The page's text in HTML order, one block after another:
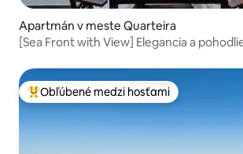
Apartmán v meste Quarteira
[Sea Front with View] Elegancia a
Najobľúbenejšie medzi hosťami
Obľúbené medzi hosťami